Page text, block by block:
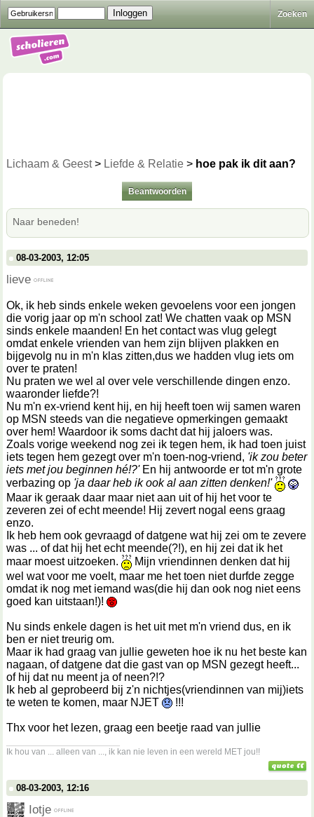
Zoeken
Lichaam & Geest> Liefde & Relatie > hoe pak ik dit aan?
Beantwoorden
Naar beneden!
08-03-2003, 12:05
lieve
Ok, ik heb sinds enkele weken gevoelens voor een jongen
die vorig jaar op m'n school zat! We chatten vaak op MSN
sinds enkele maanden! En het contact was vlug gelegt
omdat enkele vrienden van hem zijn blijven plakken en
bijgevolg nu in m'n klas zitten,dus we hadden vlug iets om
over te praten!
Nu praten we wel al over vele verschillende dingen enzo.
waaronder liefde?!
Nu m'n ex-vriend kent hij, en hij heeft toen wij samen waren
op MSN steeds van die negatieve opmerkingen gemaakt
over hem! Waardoor ik soms dacht dat hij jaloers was.
Zoals vorige weekend nog zei ik tegen hem, ik had toen juist
iets tegen hem gezegt over m'n toen-nog-vriend, 'ik zou beter
iets met jou beginnen hé!?' En hij antwoorde er tot m'n grote
verbazing op 'ja daar heb ik ook al aan zitten denken!'
Maar ik geraak daar maar niet aan uit of hij het voor te
zeveren zei of echt meende! Hij zevert nogal eens graag
enzo.
Ik heb hem ook gevraagd of datgene wat hij zei om te zevere
was ... of dat hij het echt meende(?!), en hij zei dat ik het
maar moest uitzoeken.
Mijn vriendinnen denken dat hij
wel wat voor me voelt, maar me het toen niet durfde zegge
omdat ik nog met iemand was(die hij dan ook nog niet eens
goed kan uitstaan!)!
Nu sinds enkele dagen is het uit met m'n vriend dus, en ik
ben er niet treurig om.
Maar ik had graag van jullie geweten hoe ik nu het beste kan
nagaan, of datgene dat die gast van op MSN gezegt heeft...
of hij dat nu meent ja of neen?!?
Ik heb al geprobeerd bij z'n nichtjes(vriendinnen van mij)iets
te weten te komen, maar NJET
!!!
Thx voor het lezen, graag een beetje raad van jullie
Ik hou van ... alleen van ..., ik kan nie leven in een wereld MET jou!!
08-03-2003, 12:16
Iotje